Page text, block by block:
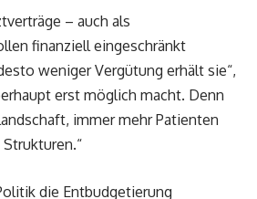
– auch als
finanziell eingeschränkt
weniger Vergütung erhält sie“,
erst möglich macht. Denn
immer mehr Patienten
die Entbudgetierung